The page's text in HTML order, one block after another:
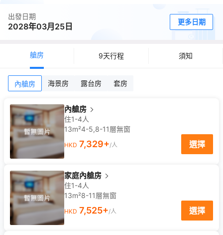
出發日期
2028年03月25日 更多日期
艙房 9天行程 須知
內艙房 海景房 露台房 套房
內艙房
住1-4人
13m²4-5,8-11層無窗
HKD 7,329+/人 選擇
家庭內艙房
住1-4人
13m²8-11層無窗
HKD 7,525+/人 選擇